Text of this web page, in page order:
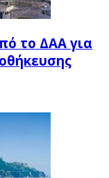
το ΔΑΑ για